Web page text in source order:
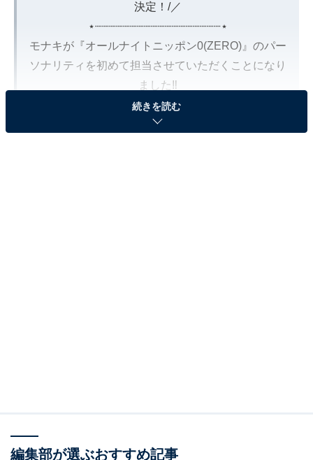
決定！/／
⋆┈┈┈┈┈┈┈┈┈┈┈┈┈┈┈┈┈┈⋆
モナキが『オールナイトニッポン0(ZERO)』のパー
ソナリティを初めて担当させていただくことになり
ました‼
■放送日時
続きを読む
編集部が選ぶおすすめ記事